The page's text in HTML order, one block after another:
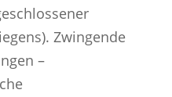
Zwingende
–